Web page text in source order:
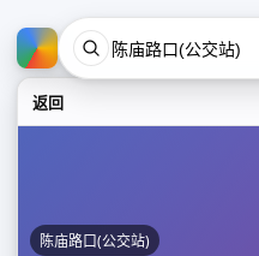
返回
陈庙路口(公交站)